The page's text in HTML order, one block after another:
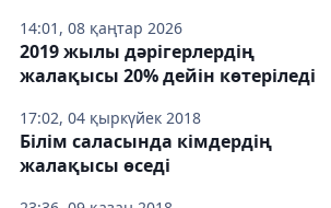
14:01, 08 қаңтар 2026
17:02, 04 қыркүйек 2018
2019 жылы дәрігерлердің
жалақысы 20% дейін көтеріледі
Білім саласында кімдердің
жалақысы өседі